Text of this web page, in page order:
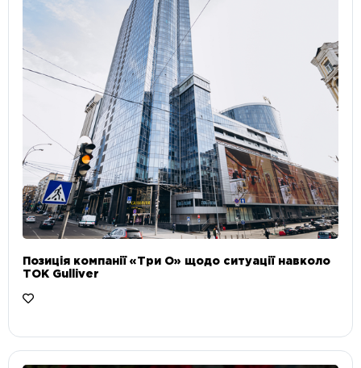
Позиція компанії «Три О» щодо ситуації навколо
ТОК Gulliver